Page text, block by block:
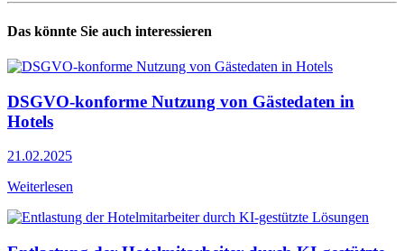
Das könnte Sie auch interessieren
DSGVO-konforme Nutzung von Gästedaten in
Hotels
21.02.2025
Weiterlesen